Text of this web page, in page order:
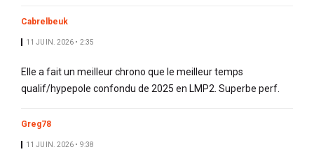
Cabrelbeuk
11 JUIN. 2026 • 2:35
Elle a fait un meilleur chrono que le meilleur temps
qualif/hypepole confondu de 2025 en LMP2. Superbe perf.
Greg78
11 JUIN. 2026 • 9:38